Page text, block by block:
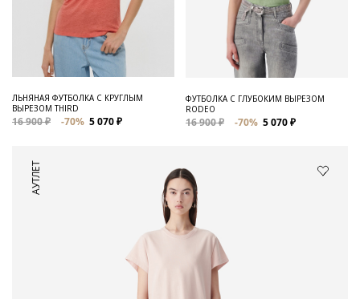
ЛЬНЯНАЯ ФУТБОЛКА С КРУГЛЫМ
ВЫРЕЗОМ THIRD
16 900 ₽ -70% 5 070 ₽
ФУТБОЛКА С ГЛУБОКИМ ВЫРЕЗОМ
RODEO
16 900 ₽ -70% 5 070 ₽
АУТЛЕТ